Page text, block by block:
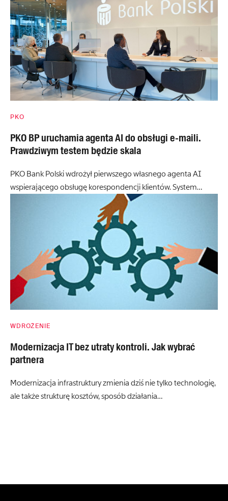
PKO
PKO BP uruchamia agenta AI do obsługi e-maili.
Prawdziwym testem będzie skala
PKO Bank Polski wdrożył pierwszego własnego agenta AI
wspierającego obsługę korespondencji klientów. System…
WDROŻENIE
Modernizacja IT bez utraty kontroli. Jak wybrać
partnera
Modernizacja infrastruktury zmienia dziś nie tylko technologię,
ale także strukturę kosztów, sposób działania…